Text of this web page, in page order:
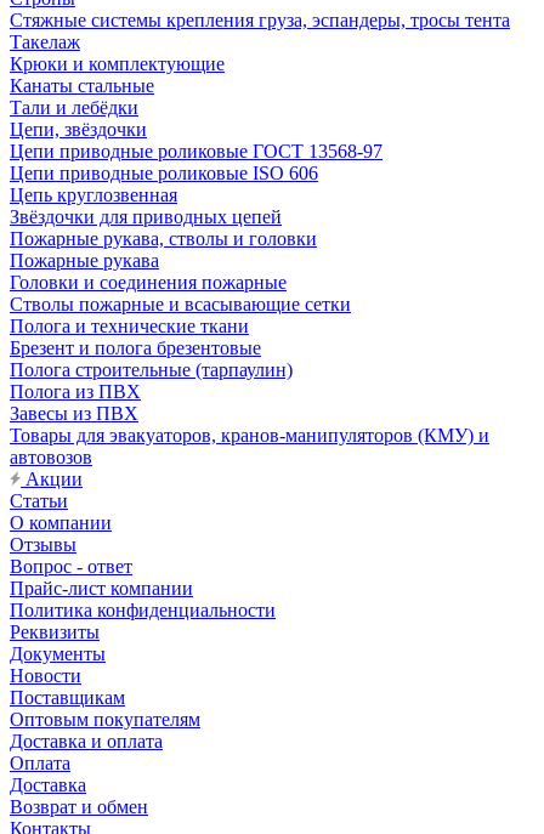
Стяжные системы крепления груза, эспандеры, тросы тента
Такелаж
Крюки и комплектующие
Канаты стальные
Тали и лебёдки
Цепи, звёздочки
Цепи приводные роликовые ГОСТ 13568-97
Цепи приводные роликовые ISO 606
Цепь круглозвенная
Звёздочки для приводных цепей
Пожарные рукава, стволы и головки
Пожарные рукава
Головки и соединения пожарные
Стволы пожарные и всасывающие сетки
Полога и технические ткани
Брезент и полога брезентовые
Полога строительные (тарпаулин)
Полога из ПВХ
Завесы из ПВХ
Товары для эвакуаторов, кранов-манипуляторов (КМУ) и
автовозов
Акции
Статьи
О компании
Отзывы
Вопрос - ответ
Прайс-лист компании
Политика конфиденциальности
Реквизиты
Документы
Новости
Поставщикам
Оптовым покупателям
Доставка и оплата
Оплата
Доставка
Возврат и обмен
Контакты